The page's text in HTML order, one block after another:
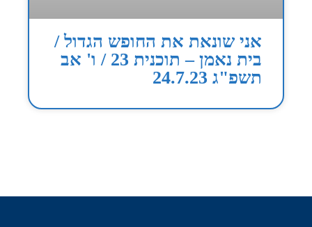
אני שונאת את החופש הגדול /
בית נאמן – תוכנית 23 / ו' אב
תשפ"ג 24.7.23